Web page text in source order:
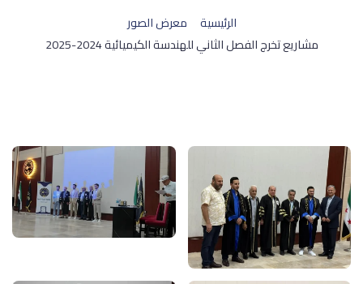
الرئيسية
معرض الصور
مشاريع تخرج الفصل الثاني للهندسة الكيميائية 2024-2025